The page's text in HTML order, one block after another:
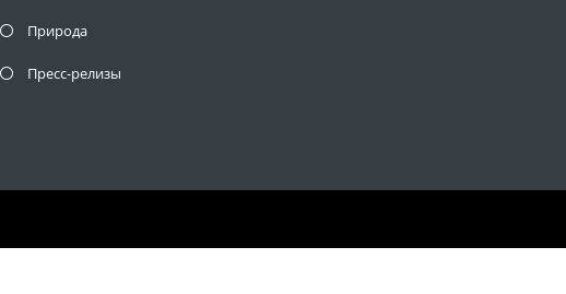
Природа
Пресс-релизы